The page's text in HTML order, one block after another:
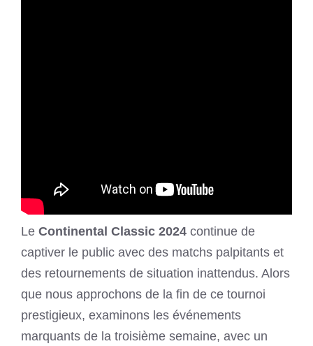
Le Continental Classic 2024 continue de
captiver le public avec des matchs palpitants et
des retournements de situation inattendus. Alors
que nous approchons de la fin de ce tournoi
prestigieux, examinons les événements
marquants de la troisième semaine, avec un